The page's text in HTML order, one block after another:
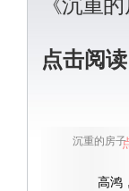
《沉重
点击阅
沉重的房子
作者
高鸿，